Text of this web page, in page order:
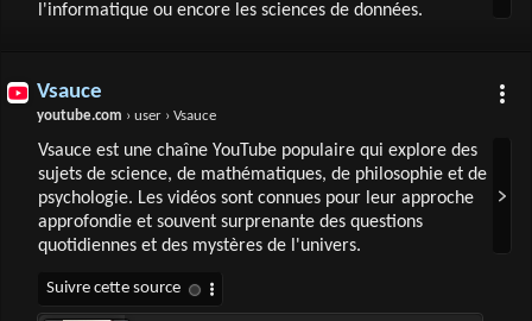
l'informatique ou encore les sciences de données.
Vsauce
youtube.com › user › Vsauce
Vsauce est une chaîne YouTube populaire qui explore des
sujets de science, de mathématiques, de philosophie et de
psychologie. Les vidéos sont connues pour leur approche
approfondie et souvent surprenante des questions
quotidiennes et des mystères de l'univers.